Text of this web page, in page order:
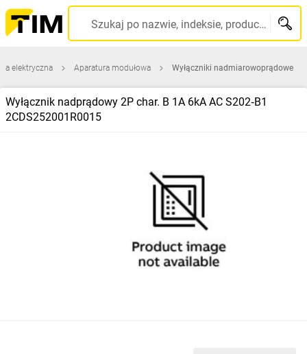
Szukaj po nazwie, indeksie, producencie, kodzie kreskowym...
elektryczna Aparatura modułowa Wyłączniki nadmiarowoprądowe
Wyłącznik nadprądowy 2P char. B 1A 6kA AC S202‑B1
2CDS252001R0015